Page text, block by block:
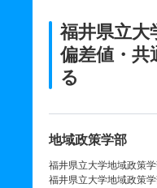
福井県立大
偏差値・共
る
地域政策学部
福井県立大学地域政策
福井県立大学地域政策